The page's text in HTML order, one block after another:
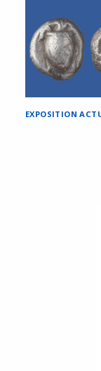
EXPOSITION